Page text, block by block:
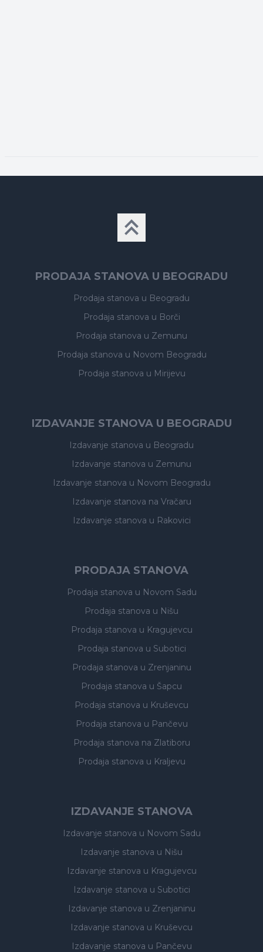
PRODAJA STANOVA U BEOGRADU
Prodaja stanova u Beogradu
Prodaja stanova u Borči
Prodaja stanova u Zemunu
Prodaja stanova u Novom Beogradu
Prodaja stanova u Mirijevu
IZDAVANJE STANOVA U BEOGRADU
Izdavanje stanova u Beogradu
Izdavanje stanova u Zemunu
Izdavanje stanova u Novom Beogradu
Izdavanje stanova na Vračaru
Izdavanje stanova u Rakovici
PRODAJA STANOVA
Prodaja stanova u Novom Sadu
Prodaja stanova u Nišu
Prodaja stanova u Kragujevcu
Prodaja stanova u Subotici
Prodaja stanova u Zrenjaninu
Prodaja stanova u Šapcu
Prodaja stanova u Kruševcu
Prodaja stanova u Pančevu
Prodaja stanova na Zlatiboru
Prodaja stanova u Kraljevu
IZDAVANJE STANOVA
Izdavanje stanova u Novom Sadu
Izdavanje stanova u Nišu
Izdavanje stanova u Kragujevcu
Izdavanje stanova u Subotici
Izdavanje stanova u Zrenjaninu
Izdavanje stanova u Kruševcu
Izdavanje stanova u Pančevu